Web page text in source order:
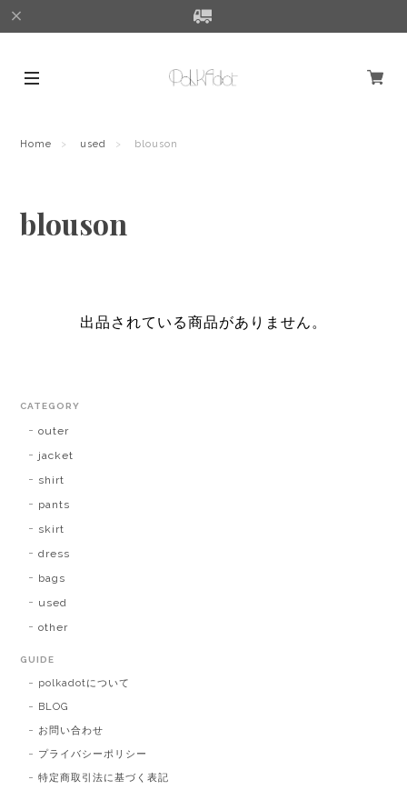
Home used blouson
blouson
出品されている商品がありません。
CATEGORY
outer
jacket
shirt
pants
skirt
dress
bags
used
other
GUIDE
polkadotについて
BLOG
お問い合わせ
プライバシーポリシー
特定商取引法に基づく表記